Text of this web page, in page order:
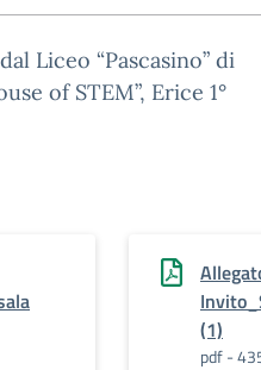
Liceo “Pascasino” di
of STEM”, Erice 1°
(1)
pdf -